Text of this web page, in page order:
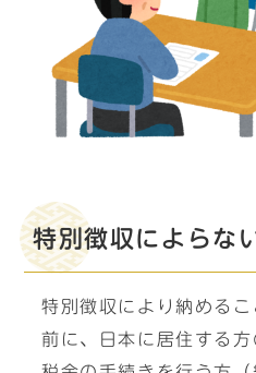
特別徴収によらな
特別徴収により納める
前に、日本に居住する